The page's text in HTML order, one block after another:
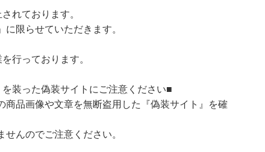
れております。
限らせていただきます。
行っております。
装った偽装サイトにご注意ください■
商品画像や文章を無断盗用した『偽装サイト』を確
んのでご注意ください。